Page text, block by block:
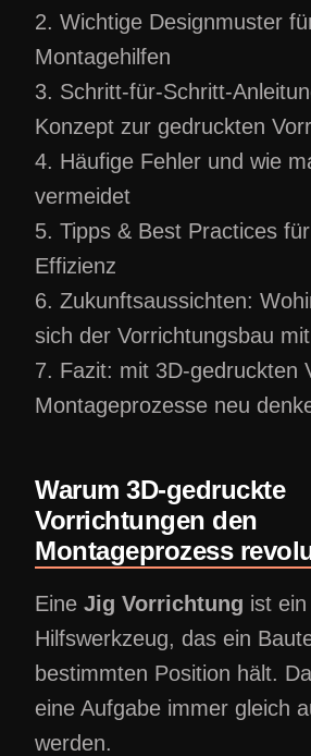
2. Wichtige Designmuster
Montagehilfen
3. Schritt-für-Schritt-
Konzept zur gedruckten
4. Häufige Fehler und wie
vermeidet
5. Tipps & Best Practices
Effizienz
6. Zukunftsaussichten:
sich der Vorrichtungsbau
7. Fazit: mit 3D-gedruckten
Montageprozesse neu
Warum 3D-gedruckte
Vorrichtungen den
Montageprozess
Eine Jig Vorrichtung ist ein
Hilfswerkzeug, das ein
bestimmten Position hält.
eine Aufgabe immer gleich
werden.